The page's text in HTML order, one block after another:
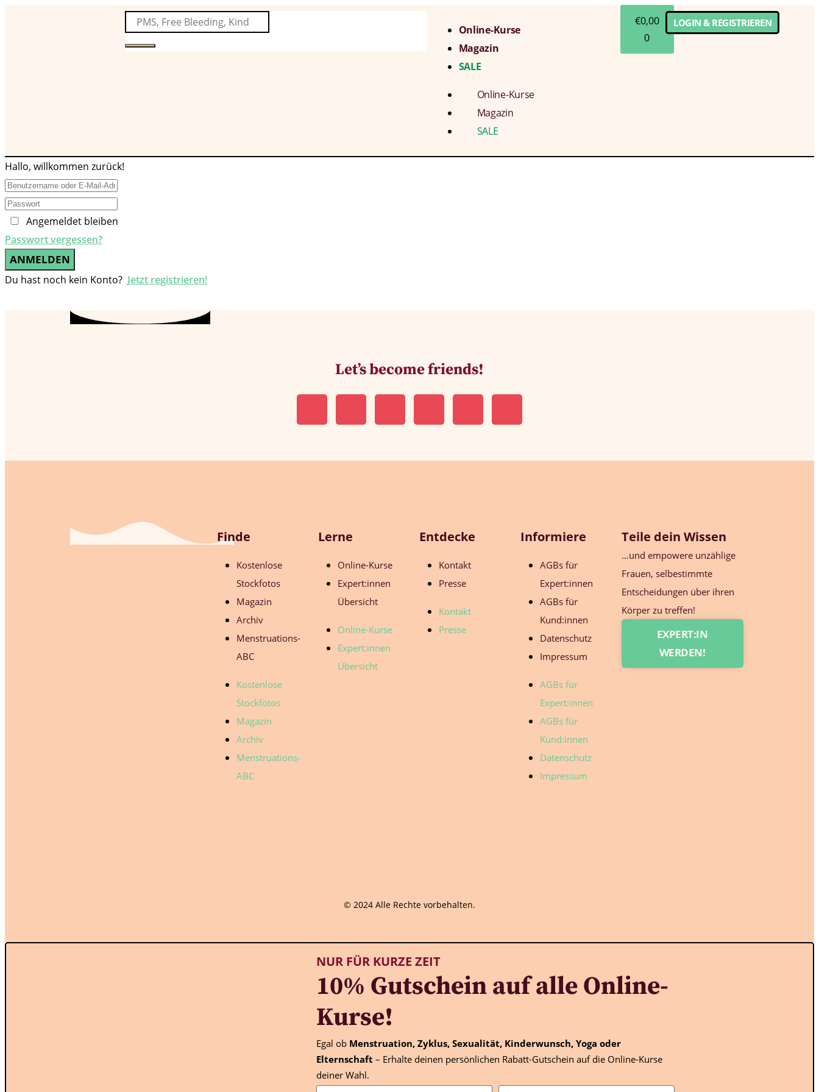
Online-Kurse
Magazin
SALE
Online-Kurse
Magazin
SALE
€0,00
0
LOGIN & REGISTRIEREN
Hallo, willkommen zurück!
Angemeldet bleiben
Passwort vergessen?
ANMELDEN
Du hast noch kein Konto? Jetzt registrieren!
Let’s become friends!
Finde
Kostenlose
Stockfotos
Magazin
Archiv
Menstruations-
ABC
Kostenlose
Stockfotos
Magazin
Archiv
Menstruations-
ABC
Lerne
Online-Kurse
Expert:innen
Übersicht
Online-Kurse
Expert:innen
Übersicht
Entdecke
Kontakt
Presse
Kontakt
Presse
Informiere
AGBs für
Expert:innen
AGBs für
Kund:innen
Datenschutz
Impressum
AGBs für
Expert:innen
AGBs für
Kund:innen
Datenschutz
Impressum
Teile dein Wissen
…und empowere unzählige
Frauen, selbestimmte
Entscheidungen über ihren
Körper zu treffen!
EXPERT:IN
WERDEN!
© 2024 Alle Rechte vorbehalten.
NUR FÜR KURZE ZEIT
10% Gutschein auf alle Online-
Kurse!
Egal ob Menstruation, Zyklus, Sexualität, Kinderwunsch, Yoga oder
Elternschaft – Erhalte deinen persönlichen Rabatt-Gutschein auf die Online-Kurse
deiner Wahl.